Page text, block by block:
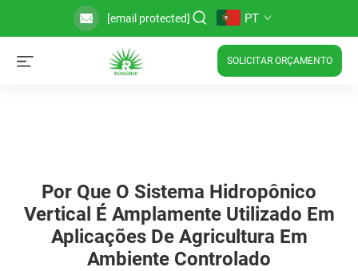
[email protected] PT
SOLICITAR ORÇAMENTO
Por Que O Sistema Hidropônico
Vertical É Amplamente Utilizado Em
Aplicações De Agricultura Em
Ambiente Controlado